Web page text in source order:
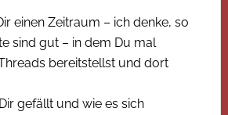
einen Zeitraum – ich denke, so
sind gut – in dem Du mal
bereitstellst und dort
gefällt und wie es sich